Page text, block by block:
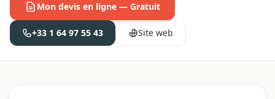
Mon devis en ligne — Gratuit
+33 1 64 97 55 43 Site web